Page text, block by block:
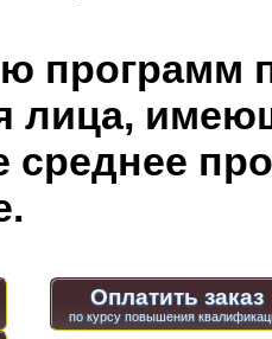
программ
лица,
среднее
Оплатить заказ